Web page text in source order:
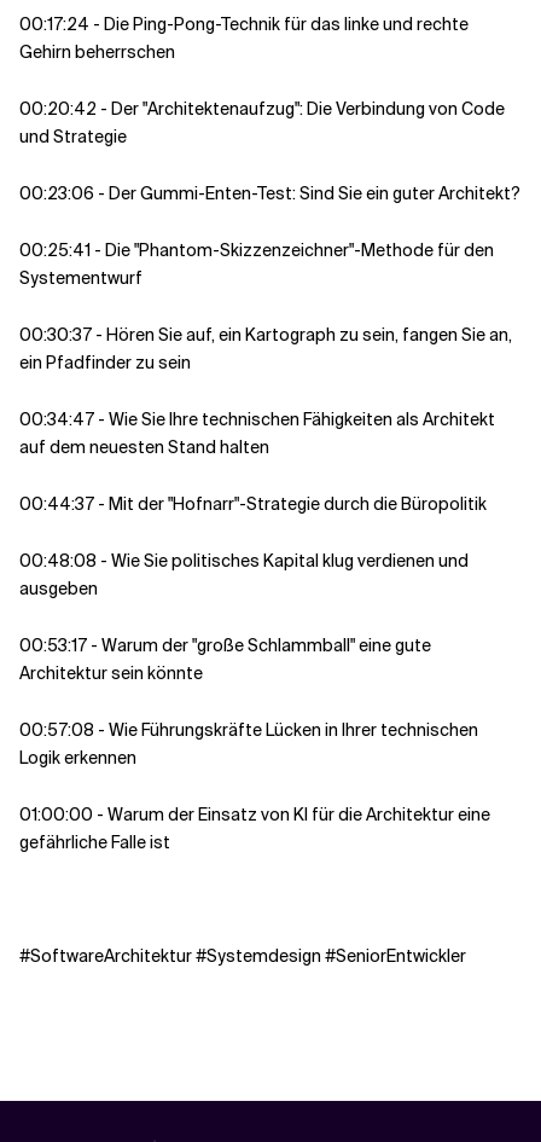
00:17:24 - Die Ping-Pong-Technik für das linke und rechte
Gehirn beherrschen
00:20:42 - Der "Architektenaufzug": Die Verbindung von Code
und Strategie
00:23:06 - Der Gummi-Enten-Test: Sind Sie ein guter Architekt?
00:25:41 - Die "Phantom-Skizzenzeichner"-Methode für den
Systementwurf
00:30:37 - Hören Sie auf, ein Kartograph zu sein, fangen Sie an,
ein Pfadfinder zu sein
00:34:47 - Wie Sie Ihre technischen Fähigkeiten als Architekt
auf dem neuesten Stand halten
00:44:37 - Mit der "Hofnarr"-Strategie durch die Büropolitik
00:48:08 - Wie Sie politisches Kapital klug verdienen und
ausgeben
00:53:17 - Warum der "große Schlammball" eine gute
Architektur sein könnte
00:57:08 - Wie Führungskräfte Lücken in Ihrer technischen
Logik erkennen
01:00:00 - Warum der Einsatz von KI für die Architektur eine
gefährliche Falle ist
#SoftwareArchitektur #Systemdesign #SeniorEntwickler